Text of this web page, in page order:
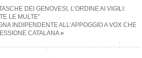
DEI GENOVESI, L’ORDINE AI VIGILI:
LE MULTE”
INDIPENDENTE ALL’APPOGGIO A VOX CHE
CATALANA»